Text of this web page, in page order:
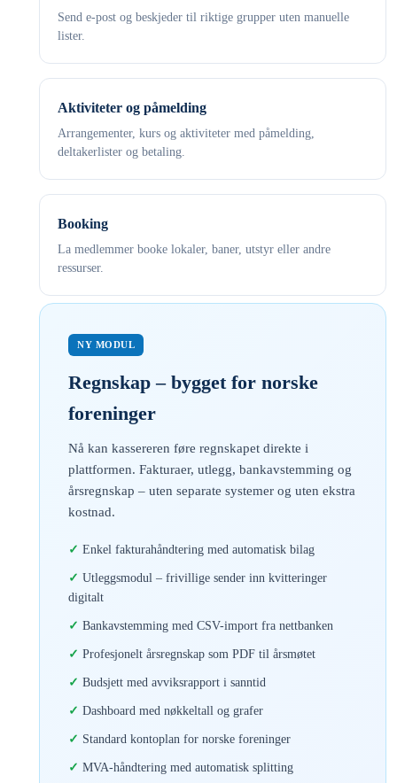
Send e-post og beskjeder til riktige grupper uten manuelle
lister.
Aktiviteter og påmelding
Arrangementer, kurs og aktiviteter med påmelding,
deltakerlister og betaling.
Booking
La medlemmer booke lokaler, baner, utstyr eller andre
ressurser.
NY MODUL
Regnskap – bygget for norske
foreninger
Nå kan kassereren føre regnskapet direkte i
plattformen. Fakturaer, utlegg, bankavstemming og
årsregnskap – uten separate systemer og uten ekstra
kostnad.
Enkel fakturahåndtering med automatisk bilag
Utleggsmodul – frivillige sender inn kvitteringer
digitalt
Bankavstemming med CSV-import fra nettbanken
Profesjonelt årsregnskap som PDF til årsmøtet
Budsjett med avviksrapport i sanntid
Dashboard med nøkkeltall og grafer
Standard kontoplan for norske foreninger
MVA-håndtering med automatisk splitting